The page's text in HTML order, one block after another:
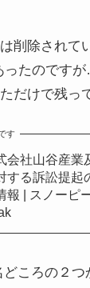
削除されて
たのですが
だけで残っ
す
会社山谷産業
する訴訟提起
報 | スノーピ
ころの２つ